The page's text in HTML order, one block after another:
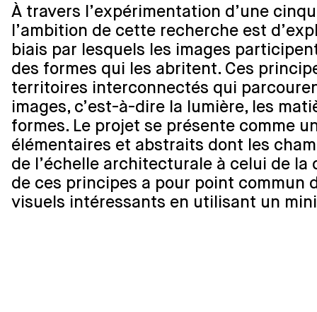
À travers l’expérimentation d’une
l’ambition de cette recherche est
biais par lesquels les images
des formes qui les abritent. Ces
territoires interconnectés qui
images, c’est-à-dire la lumière, les
formes. Le projet se présente comme
élémentaires et abstraits dont les
de l’échelle architecturale à celui de la
de ces principes a pour point commun
visuels intéressants en utilisant un